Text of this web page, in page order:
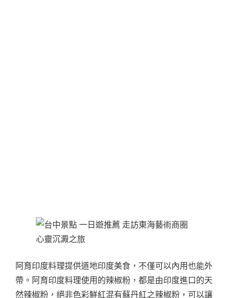
阿育印度料理提供道地印度美食，不僅可以內用也能外
帶。阿育印度料理使用的辣椒粉，都是由印度進口的天
然辣椒粉，絕非色彩鮮紅混有蘇丹紅之辣椒粉，可以讓